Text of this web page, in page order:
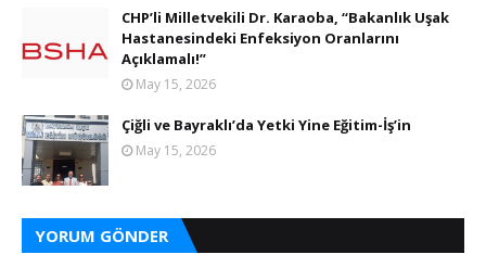
CHP’li Milletvekili Dr. Karaoba, “Bakanlık Uşak
Hastanesindeki Enfeksiyon Oranlarını
Açıklamalı!”
May 15, 2026
Çiğli ve Bayraklı’da Yetki Yine Eğitim-İş’in
May 15, 2026
YORUM GÖNDER